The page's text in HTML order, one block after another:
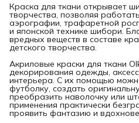
Краска для ткани открывает
творчества, позволяя
аэрографии, трафаретной
и японской технике шибори.
вредных веществ в составе
детского творчества.
Акриловые краски для ткани
декорирования одежды,
интерьера. С их помощью
футболку, создать
преобразить наволочку или
применения практически
проявить фантазию и